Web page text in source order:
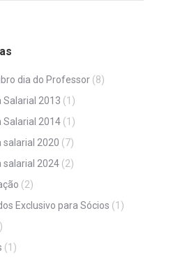
dia do Professor (8)
Salarial 2013 (1)
Salarial 2014 (1)
salarial 2020 (7)
salarial 2024 (2)
(2)
Exclusivo para Sócios (1)
(1)